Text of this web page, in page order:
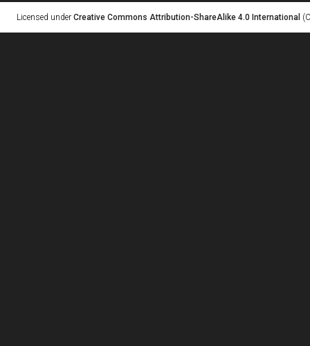
Licensed under Creative Commons Attribution-ShareAlike 4.0 International